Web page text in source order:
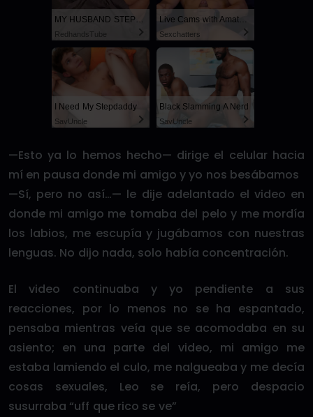
MY HUSBAND STEPSON MISTAKENLY GIVES ME IN THE ASS
RedhandsTube
Live Cams with Amateur Men
Sexchatters
I Need My Stepdaddy
SayUncle
Black Slamming A Nerd
SayUncle
—Esto ya lo hemos hecho— dirige el celular hacia
mí en pausa donde mi amigo y yo nos besábamos
—Sí, pero no así…— le dije adelantado el video en
donde mi amigo me tomaba del pelo y me mordía
los labios, me escupía y jugábamos con nuestras
lenguas. No dijo nada, solo había concentración.
El video continuaba y yo pendiente a sus
reacciones, por lo menos no se ha espantado,
pensaba mientras veía que se acomodaba en su
asiento; en una parte del video, mi amigo me
estaba lamiendo el culo, me nalgueaba y me decía
cosas sexuales, Leo se reía, pero despacio
susurraba “uff que rico se ve”